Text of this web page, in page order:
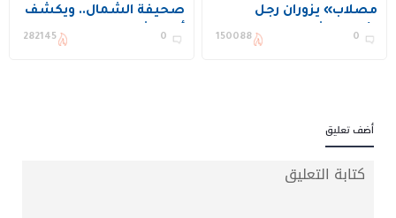
مصلاب» يزوران رجل
الأعمال شايم بن بنيان في
0
150088
صحيفة الشمال.. ويكشف
أبرز مشاركاته بمنقية
مزعلات في المسابقات
0
282145
أضف تعليق